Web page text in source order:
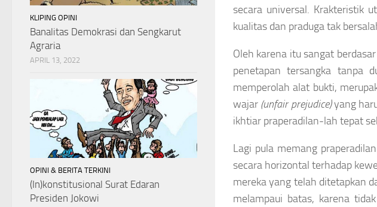
secara universal. Krakteristik
kualitas dan praduga tak
Oleh karena itu sangat
penetapan tersangka tanpa
memperolah alat bukti,
wajar (unfair prejudice)yang
ikhtiar praperadilan-lah tepat
Lagi pula memang
secara horizontal terhadap
mereka yang telah ditetapkan
melampaui batas, karena
KLIPING OPINI
Banalitas Demokrasi dan Sengkarut
Agraria
APRIL 13, 2022
OPINI & BERITA TERKINI
(In)konstitusional Surat Edaran
Presiden Jokowi